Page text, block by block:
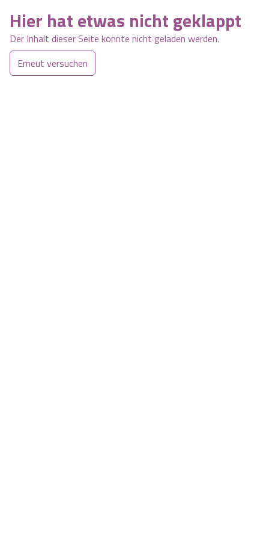
Hier hat etwas nicht geklappt
Der Inhalt dieser Seite konnte nicht geladen werden.
Erneut versuchen